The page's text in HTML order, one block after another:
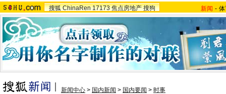
搜狐 ChinaRen 17173 焦点房地产 搜狗 新闻 -
新闻中心 > 国内新闻 > 国内要闻 > 时事